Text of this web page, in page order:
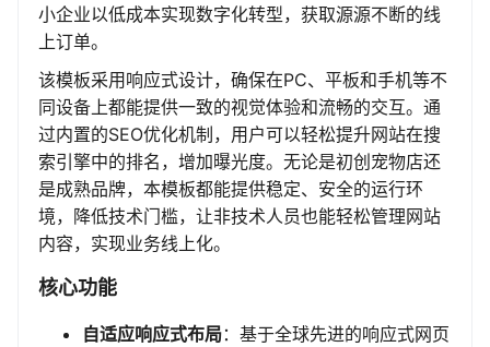
小企业以低成本实现数字化转型，获取源源不断的线
上订单。
该模板采用响应式设计，确保在PC、平板和手机等不
同设备上都能提供一致的视觉体验和流畅的交互。通
过内置的SEO优化机制，用户可以轻松提升网站在搜
索引擎中的排名，增加曝光度。无论是初创宠物店还
是成熟品牌，本模板都能提供稳定、安全的运行环
境，降低技术门槛，让非技术人员也能轻松管理网站
内容，实现业务线上化。
核心功能
自适应响应式布局：基于全球先进的响应式网页